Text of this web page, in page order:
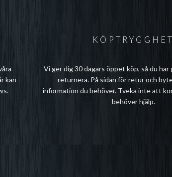
kan
.
KÖPTRYGGHET
Vi ger dig 30 dagars öppet köp, så du
returnera. På sidan förretur och
information du behöver. Tveka inte att
behöver hjälp.